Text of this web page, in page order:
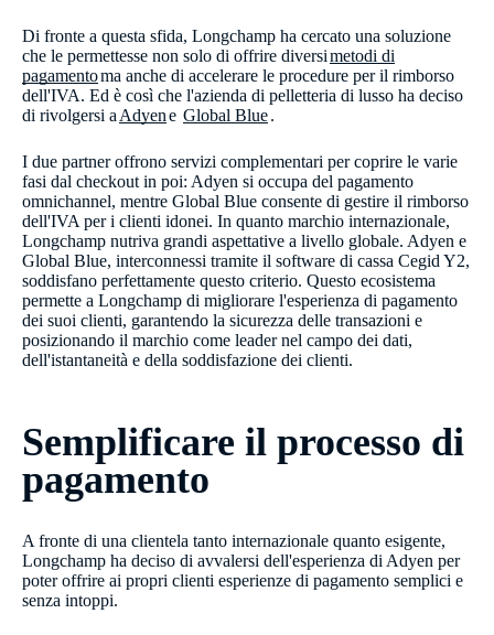
Di fronte a questa sfida, Longchamp ha cercato una soluzione
che le permettesse non solo di offrire diversimetodi di
pagamentoma anche di accelerare le procedure per il rimborso
dell'IVA. Ed è così che l'azienda di pelletteria di lusso ha deciso
di rivolgersi a Adyene Global Blue.
I due partner offrono servizi complementari per coprire le varie
fasi dal checkout in poi: Adyen si occupa del pagamento
omnichannel, mentre Global Blue consente di gestire il rimborso
dell'IVA per i clienti idonei. In quanto marchio internazionale,
Longchamp nutriva grandi aspettative a livello globale. Adyen e
Global Blue, interconnessi tramite il software di cassa Cegid Y2,
soddisfano perfettamente questo criterio. Questo ecosistema
permette a Longchamp di migliorare l'esperienza di pagamento
dei suoi clienti, garantendo la sicurezza delle transazioni e
posizionando il marchio come leader nel campo dei dati,
dell'istantaneità e della soddisfazione dei clienti.
Semplificare il processo di
pagamento
A fronte di una clientela tanto internazionale quanto esigente,
Longchamp ha deciso di avvalersi dell'esperienza di Adyen per
poter offrire ai propri clienti esperienze di pagamento semplici e
senza intoppi.